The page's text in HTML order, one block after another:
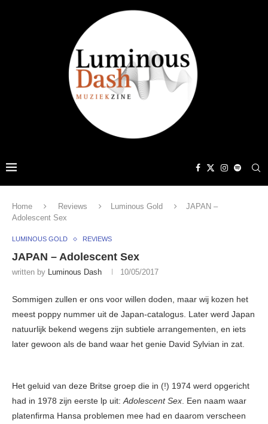
Home Reviews Luminous Gold
JAPAN –
Adolescent Sex
LUMINOUS GOLD REVIEWS
JAPAN – Adolescent Sex
written by Luminous Dash 10/05/2017
Sommigen zullen er ons voor willen doden, maar wij kozen het
meest poppy nummer uit de Japan-catalogus. Later werd Japan
natuurlijk bekend wegens zijn subtiele arrangementen, en iets
later gewoon als de band waar het genie David Sylvian in zat.
Het geluid van deze Britse groep die in (!) 1974 werd opgericht
had in 1978 zijn eerste lp uit:Adolescent Sex. Een naam waar
platenfirma Hansa problemen mee had en daarom verscheen